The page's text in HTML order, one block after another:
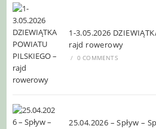
1-3.05.2026
rajd rowerowy
/ 0 COMMENTS
25.04.2026 – Spływ –